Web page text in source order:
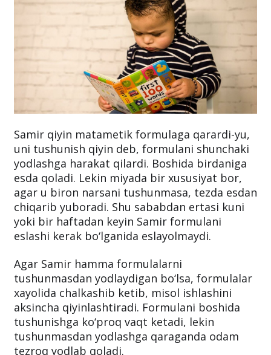
Samir qiyin matametik formulaga qarardi-yu,
uni tushunish qiyin deb, formulani shunchaki
yodlashga harakat qilardi. Boshida birdaniga
esda qoladi. Lekin miyada bir xususiyat bor,
agar u biron narsani tushunmasa, tezda esdan
chiqarib yuboradi. Shu sababdan ertasi kuni
yoki bir haftadan keyin Samir formulani
eslashi kerak bo‘lganida eslayolmaydi.
Agar Samir hamma formulalarni
tushunmasdan yodlaydigan bo‘lsa, formulalar
xayolida chalkashib ketib, misol ishlashini
aksincha qiyinlashtiradi. Formulani boshida
tushunishga ko‘proq vaqt ketadi, lekin
tushunmasdan yodlashga qaraganda odam
tezroq yodlab qoladi.